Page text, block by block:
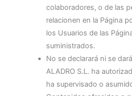
colaboradores, o de las
relacionen en la Página
los Usuarios de las
suministrados.
No se declarará ni se
ALADRO S.L. ha
ha supervisado o